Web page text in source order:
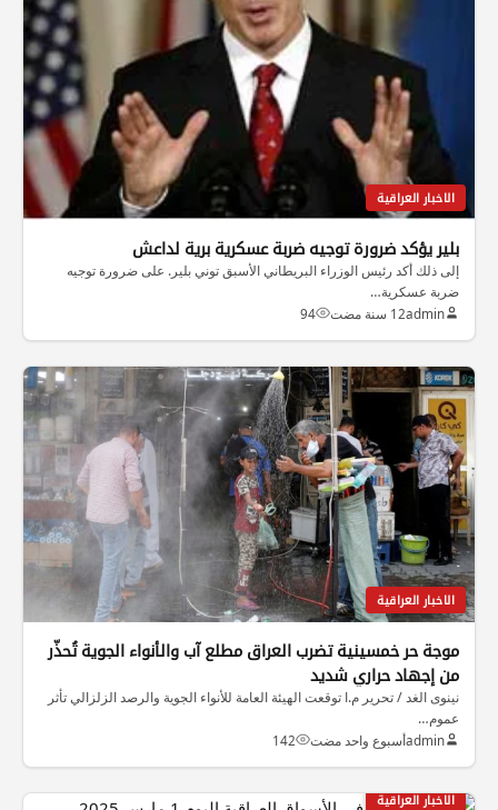
الاخبار العراقية
بلير يؤكد ضرورة توجيه ضربة عسكرية برية لداعش
إلى ذلك أكد رئيس الوزراء البريطاني الأسبق توني بلير. على ضرورة توجيه
ضربة عسكرية…
admin12 سنة مضت 94
الاخبار العراقية
موجة حر خمسينية تضرب العراق مطلع آب والأنواء الجوية تُحذّر
من إجهاد حراري شديد
نينوى الغد / تحرير م.ا توقعت الهيئة العامة للأنواء الجوية والرصد الزلزالي تأثر
عموم…
adminأسبوع واحد مضت 142
الاخبار العراقية